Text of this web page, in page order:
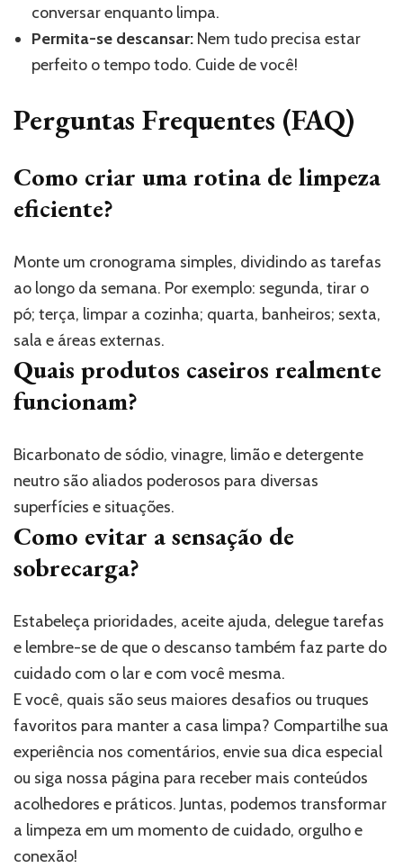
conversar enquanto limpa.
Permita-se descansar: Nem tudo precisa estar
perfeito o tempo todo. Cuide de você!
Perguntas Frequentes (FAQ)
Como criar uma rotina de limpeza
eficiente?
Monte um cronograma simples, dividindo as tarefas
ao longo da semana. Por exemplo: segunda, tirar o
pó; terça, limpar a cozinha; quarta, banheiros; sexta,
sala e áreas externas.
Quais produtos caseiros realmente
funcionam?
Bicarbonato de sódio, vinagre, limão e detergente
neutro são aliados poderosos para diversas
superfícies e situações.
Como evitar a sensação de
sobrecarga?
Estabeleça prioridades, aceite ajuda, delegue tarefas
e lembre-se de que o descanso também faz parte do
cuidado com o lar e com você mesma.
E você, quais são seus maiores desafios ou truques
favoritos para manter a casa limpa? Compartilhe sua
experiência nos comentários, envie sua dica especial
ou siga nossa página para receber mais conteúdos
acolhedores e práticos. Juntas, podemos transformar
a limpeza em um momento de cuidado, orgulho e
conexão!